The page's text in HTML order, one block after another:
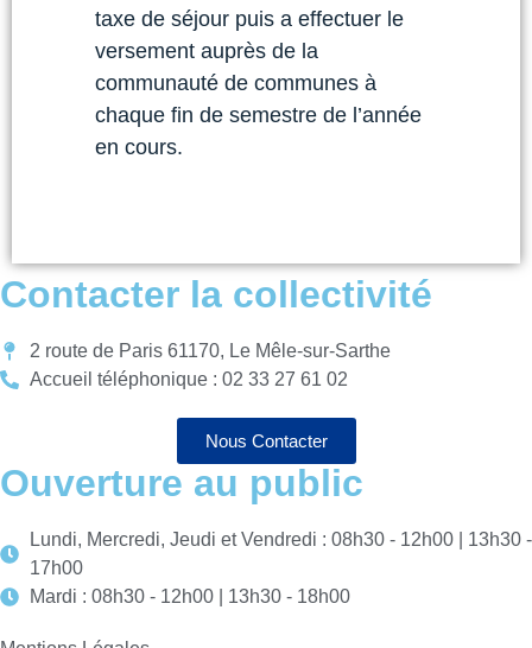
taxe de séjour puis a effectuer le
versement auprès de la
communauté de communes à
chaque fin de semestre de l’année
en cours.
Contacter la collectivité
2 route de Paris 61170, Le Mêle-sur-Sarthe
Accueil téléphonique : 02 33 27 61 02
Nous Contacter
Ouverture au public
Lundi, Mercredi, Jeudi et Vendredi : 08h30 - 12h00 | 13h30 -
17h00
Mardi : 08h30 - 12h00 | 13h30 - 18h00